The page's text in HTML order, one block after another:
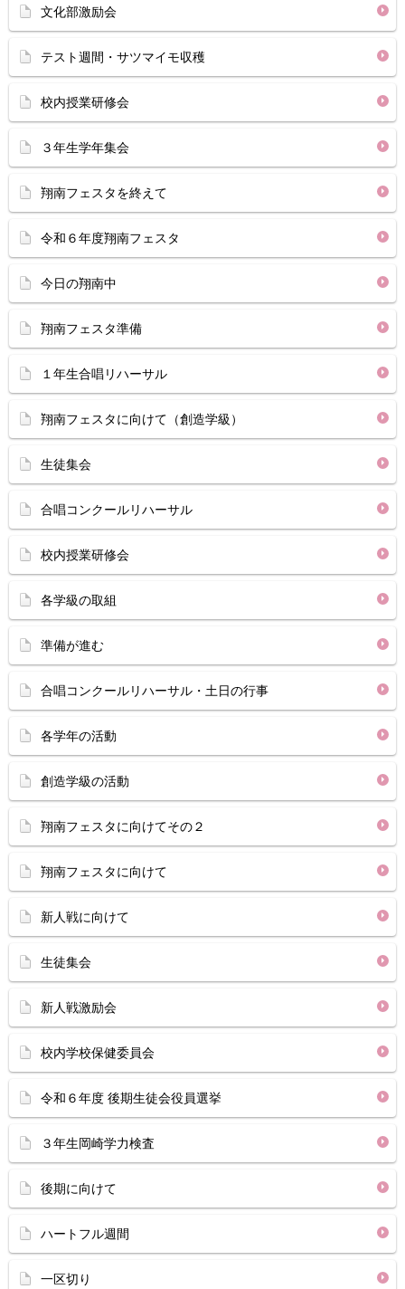
文化部激励会
テスト週間・サツマイモ収穫
校内授業研修会
３年生学年集会
翔南フェスタを終えて
令和６年度翔南フェスタ
今日の翔南中
翔南フェスタ準備
１年生合唱リハーサル
翔南フェスタに向けて（創造学級）
生徒集会
合唱コンクールリハーサル
校内授業研修会
各学級の取組
準備が進む
合唱コンクールリハーサル・土日の行事
各学年の活動
創造学級の活動
翔南フェスタに向けてその２
翔南フェスタに向けて
新人戦に向けて
生徒集会
新人戦激励会
校内学校保健委員会
令和６年度 後期生徒会役員選挙
３年生岡崎学力検査
後期に向けて
ハートフル週間
一区切り